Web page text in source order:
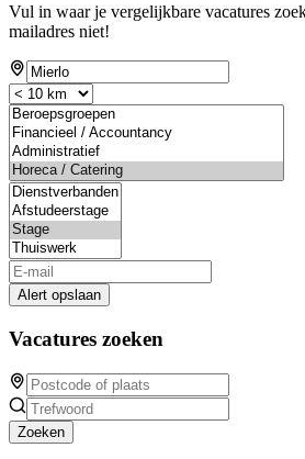
Vul in waar je vergelijkbare vacatures
mailadres niet!
Alert opslaan
Vacatures zoeken
Zoeken